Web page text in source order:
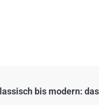
bis modern: